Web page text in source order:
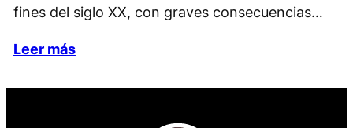
fines del siglo XX, con graves consecuencias…
Leer más